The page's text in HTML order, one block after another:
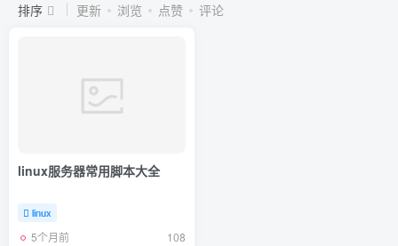
排序
更新 浏览 点赞 评论
linux服务器常用脚本大全
linux
5个月前 108